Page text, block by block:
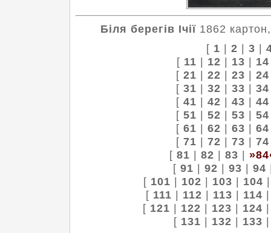
Біля берегів Ічії 1862
[ 1 | 2 | 3 |
[ 11 | 12 | 13 | 14
[ 21 | 22 | 23 | 24
[ 31 | 32 | 33 | 34
[ 41 | 42 | 43 | 44
[ 51 | 52 | 53 | 54
[ 61 | 62 | 63 | 64
[ 71 | 72 | 73 | 74
[ 81 | 82 | 83 |
[ 91 | 92 | 93 | 94
[ 101 | 102 | 103 | 104
[ 111 | 112 | 113 | 114
[ 121 | 122 | 123 | 124
[ 131 | 132 | 133